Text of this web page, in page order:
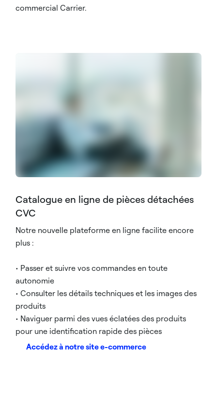
commercial Carrier.
Catalogue en ligne de pièces détachées
CVC
Notre nouvelle plateforme en ligne facilite encore
plus :
• Passer et suivre vos commandes en toute
autonomie
• Consulter les détails techniques et les images des
produits
• Naviguer parmi des vues éclatées des produits
pour une identification rapide des pièces
Accédez à notre site e-commerce